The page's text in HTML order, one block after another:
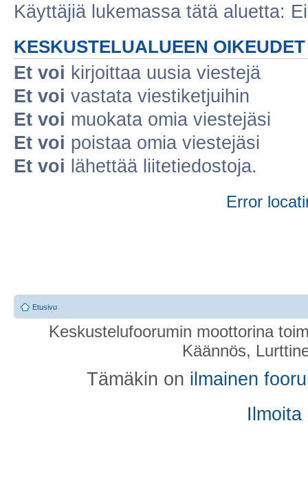
Käyttäjiä lukemassa tätä aluetta:
KESKUSTELUALUEEN OIKEUDET
Et voi kirjoittaa uusia viestejä
Et voi vastata viestiketjuihin
Et voi muokata omia viestejäsi
Et voi poistaa omia viestejäsi
Et voi lähettää liitetiedostoja.
Error
Etusivu
Keskustelufoorumin moottorina
Käännös,
Tämäkin on ilmainen